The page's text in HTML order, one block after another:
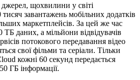
щохвилини у світі
завантажень мобільних додатків
маркетплейсів. За цей же час
ТБ даних, а мільйони відвідувачів
потокового передавання відео
свої фільми та серіали. Тільки
кожні 60 секунд передається
ГБ інформації.